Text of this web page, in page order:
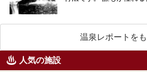
温泉レポートを
人気の施設